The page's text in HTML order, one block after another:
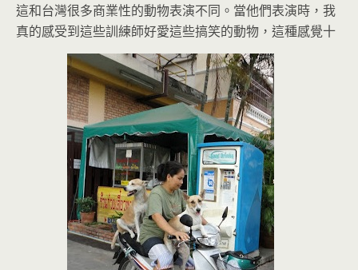
這和台灣很多商業性的動物表演不同。當他們表演時，我
真的感受到這些訓練師好愛這些搞笑的動物，這種感覺十